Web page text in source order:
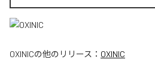
OXINICの他のリリース： OXINIC